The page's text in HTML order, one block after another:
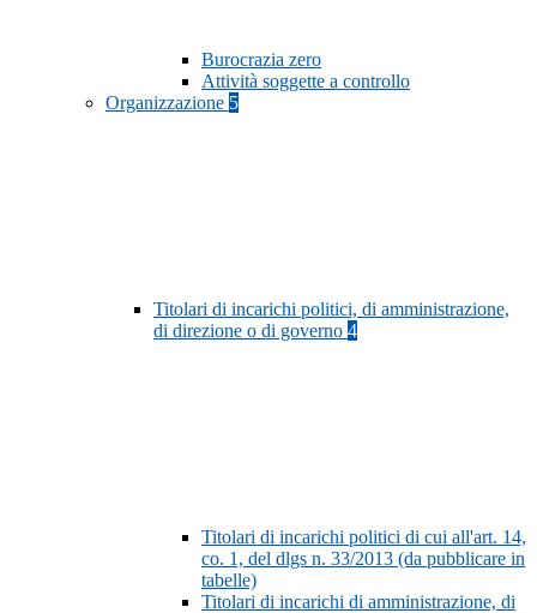
Burocrazia zero
Attività soggette a controllo
Organizzazione 5
Titolari di incarichi politici, di amministrazione,
di direzione o di governo 4
Titolari di incarichi politici di cui all'art. 14,
co. 1, del dlgs n. 33/2013 (da pubblicare in
tabelle)
Titolari di incarichi di amministrazione, di